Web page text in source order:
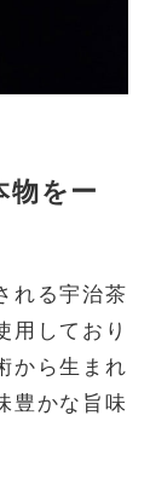
物をー
れる宇治茶
用しており
から生まれ
豊かな旨味